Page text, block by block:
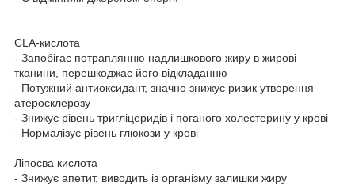
CLA-кислота
- Запобігає потраплянню надлишкового жиру в жирові
тканини, перешкоджає його відкладанню
- Потужний антиоксидант, значно знижує ризик утворення
атеросклерозу
- Знижує рівень тригліцеридів і поганого холестерину у крові
- Нормалізує рівень глюкози у крові
Ліпоєва кислота
- Знижує апетит, виводить із організму залишки жиру